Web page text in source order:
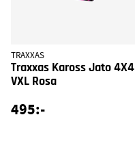
TRAXXAS
Traxxas Kaross Jato 4X4
VXL Rosa
495:-